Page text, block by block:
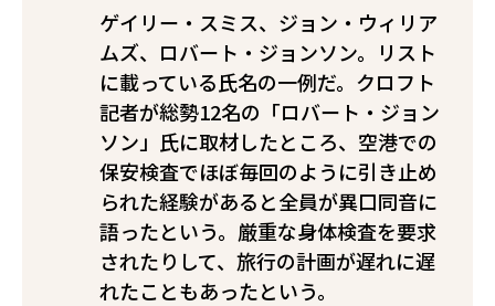
ゲイリー・スミス、ジョン・ウィリア
ムズ、ロバート・ジョンソン。リスト
に載っている氏名の一例だ。クロフト
記者が総勢12名の「ロバート・ジョン
ソン」氏に取材したところ、空港での
保安検査でほぼ毎回のように引き止め
られた経験があると全員が異口同音に
語ったという。厳重な身体検査を要求
されたりして、旅行の計画が遅れに遅
れたこともあったという。